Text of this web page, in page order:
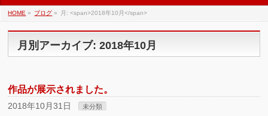
HOME » ブログ » 月: <span>2018年10月</span>
月別アーカイブ: 2018年10月
作品が展示されました。
2018年10月31日 未分類